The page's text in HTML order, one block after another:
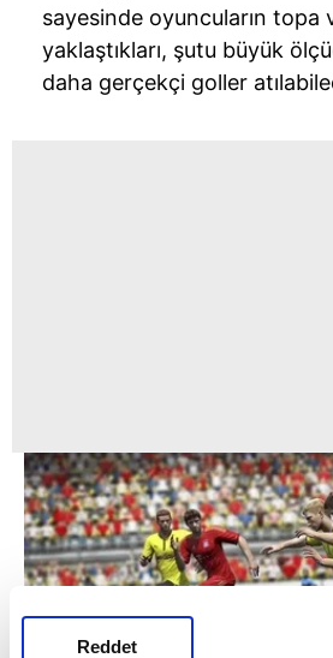
Reddet
sayesinde oyuncuların topa
yaklaştıkları, şutu büyük
daha gerçekçi goller